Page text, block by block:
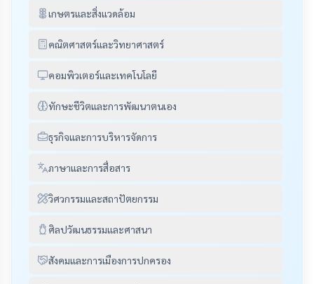
เกษตรและสิ่งแวดล้อม
คณิตศาสตร์และวิทยาศาสตร์
คอมพิวเตอร์และเทคโนโลยี
ทักษะชีวิตและการพัฒนาตนเอง
ธุรกิจและการบริหารจัดการ
ภาษาและการสื่อสาร
วิศวกรรมและสถาปัตยกรรม
ศิลปวัฒนธรรมและศาสนา
สังคมและการเมืองการปกครอง